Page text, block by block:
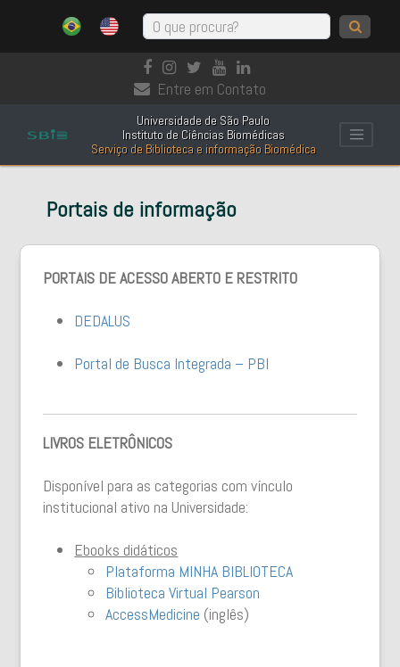
Entre em Contato
Universidade de São Paulo
Instituto de Ciências Biomédicas
Serviço de Biblioteca e informação Biomédica
Portais de informação
PORTAIS DE ACESSO ABERTO E RESTRITO
DEDALUS
Portal de Busca Integrada – PBI
LIVROS ELETRÔNICOS
Disponível para as categorias com vínculo
institucional ativo na Universidade:
Ebooks didáticos
Plataforma MINHA BIBLIOTECA
Biblioteca Virtual Pearson
AccessMedicine (inglês)